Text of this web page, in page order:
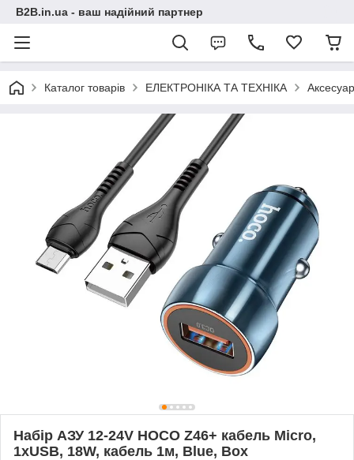
B2B.in.ua - ваш надійний партнер
Каталог товарів ЕЛЕКТРОНІКА ТА ТЕХНІКА
Набір АЗУ 12-24V HOCO Z46+ кабель Micro,
1xUSB, 18W, кабель 1м, Blue, Box